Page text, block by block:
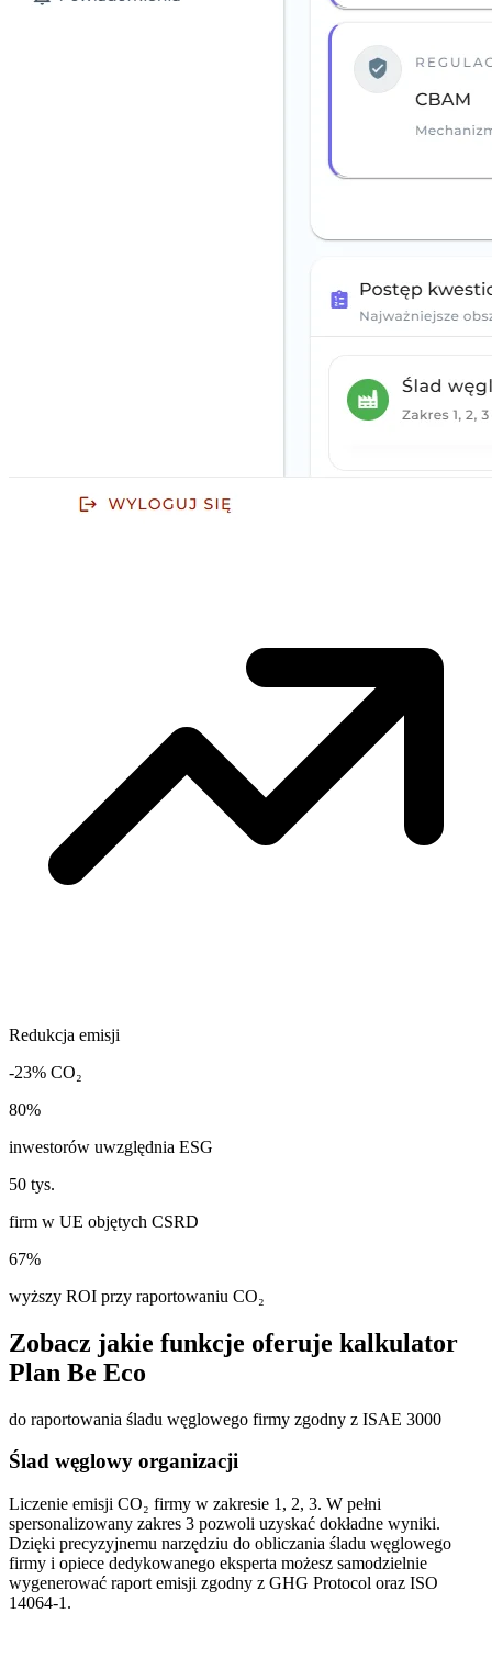
Redukcja emisji
-23% CO₂
80%
inwestorów uwzględnia ESG
50 tys.
firm w UE objętych CSRD
67%
wyższy ROI przy raportowaniu CO₂
Zobacz jakie funkcje oferuje kalkulator
Plan Be Eco
do raportowania śladu węglowego firmy zgodny z ISAE 3000
Ślad węglowy organizacji
Liczenie emisji CO₂ firmy w zakresie 1, 2, 3. W pełni
spersonalizowany zakres 3 pozwoli uzyskać dokładne wyniki.
Dzięki precyzyjnemu narzędziu do obliczania śladu węglowego
firmy i opiece dedykowanego eksperta możesz samodzielnie
wygenerować raport emisji zgodny z GHG Protocol oraz ISO
14064-1.